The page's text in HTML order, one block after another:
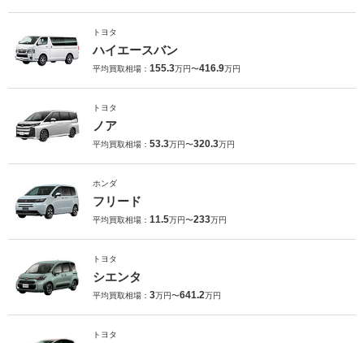
トヨタ
ハイエースバン
平均買取相場： 155.3万円〜416.9万円
トヨタ
ノア
平均買取相場： 53.3万円〜320.3万円
ホンダ
フリード
平均買取相場： 11.5万円〜233万円
トヨタ
シエンタ
平均買取相場： 3万円〜641.2万円
トヨタ